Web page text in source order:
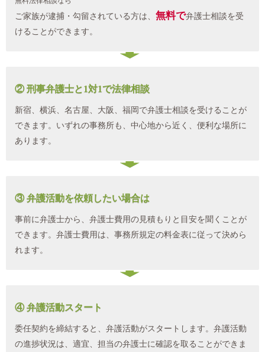
ご家族が逮捕・勾留されている方は、 無料で弁護士相談を受
けることができます。
② 刑事弁護士と1対1で法律相談
新宿、横浜、名古屋、大阪、福岡で弁護士相談を受けることが
できます。いずれの事務所も、中心地から近く、便利な場所に
あります。
③ 弁護活動を依頼したい場合は
事前に弁護士から、弁護士費用の見積もりと目安を聞くことが
できます。弁護士費用は、事務所規定の料金表に従って決めら
れます。
④ 弁護活動スタート
委任契約を締結すると、弁護活動がスタートします。弁護活動
の進捗状況は、適宜、担当の弁護士に確認を取ることができま